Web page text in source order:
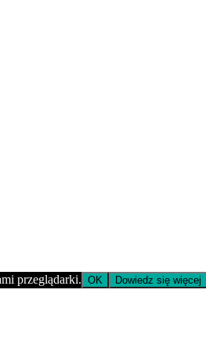
przeglądarki. OK Dowiedz się więcej